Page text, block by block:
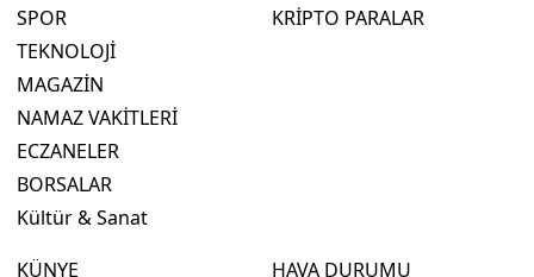
SPOR
TEKNOLOJİ
MAGAZİN
NAMAZ VAKİTLERİ
ECZANELER
BORSALAR
Kültür & Sanat
KRİPTO PARALAR
KÜNYE HAVA DURUMU